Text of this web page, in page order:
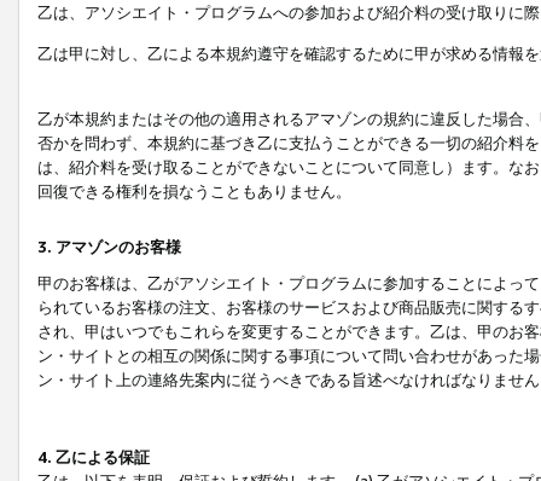
乙は、アソシエイト・プログラムへの参加および紹介料の受け取りに
乙は甲に対し、乙による本規約遵守を確認するために甲が求める情報
乙が本規約またはその他の適用されるアマゾンの規約に違反した場合
否かを問わず、本規約に基づき乙に支払うことができる一切の紹介料
は、紹介料を受け取ることができないことについて同意し）ます。な
回復できる権利を損なうこともありません。
3. アマゾンのお客様
甲のお客様は、乙がアソシエイト・プログラムに参加することによっ
られているお客様の注文、お客様のサービスおよび商品販売に関する
され、甲はいつでもこれらを変更することができます。乙は、甲のお
ン・サイトとの相互の関係に関する事項について問い合わせがあった
ン・サイト上の連絡先案内に従うべきである旨述べなければなりませ
4. 乙による保証